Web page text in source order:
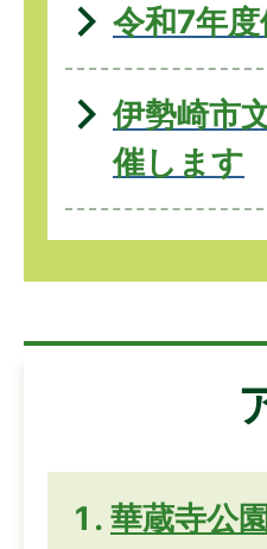
令和7年
伊勢崎市
催します
華蔵寺公園